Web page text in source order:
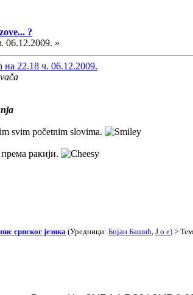
?
06.12.2009. »
22.18 ч. 06.12.2009.
svim početnim slovima.
према ракији.
српског језика (Уредници: Бојан Башић, J o e) >